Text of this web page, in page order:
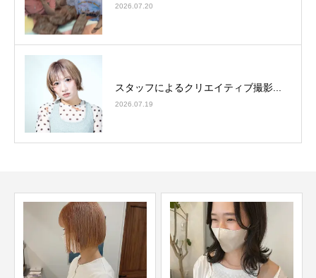
2026.07.20
スタッフによるクリエイティブ撮影...
2026.07.19